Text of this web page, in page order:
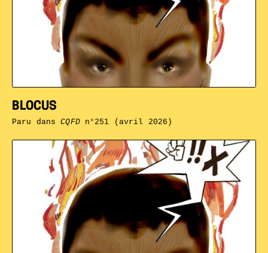
BLOCUS
Paru dansCQFDn°251 (avril 2026)